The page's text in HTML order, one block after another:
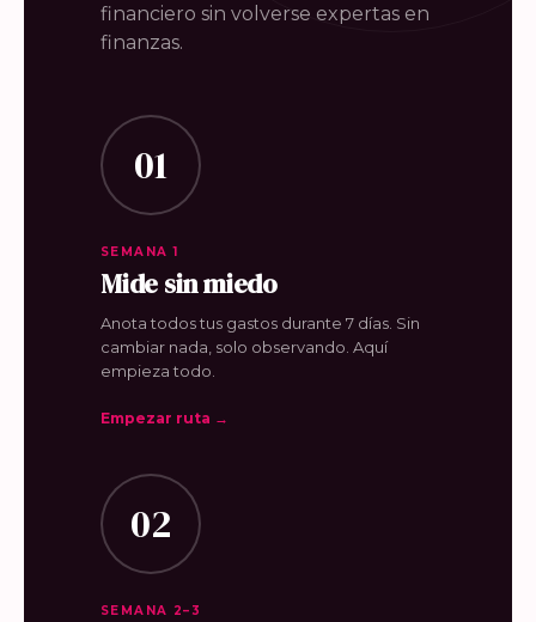
financiero sin volverse expertas en
finanzas.
01
SEMANA 1
Mide sin miedo
Anota todos tus gastos durante 7 días. Sin
cambiar nada, solo observando. Aquí
empieza todo.
Empezar ruta →
02
SEMANA 2–3